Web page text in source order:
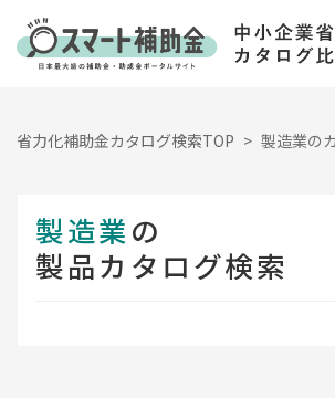
省力化補助金カタログ検索TOP 製造業の
製造業の
製品カタログ検索